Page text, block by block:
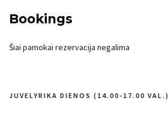
Bookings
Šiai pamokai rezervacija negalima
Navigacija
JUVELYRIKA DIENOS (14.00-17.00 VAL.)